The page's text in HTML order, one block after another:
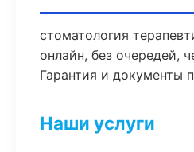
стоматология
онлайн, без очередей,
Гарантия и документы
Наши услуги